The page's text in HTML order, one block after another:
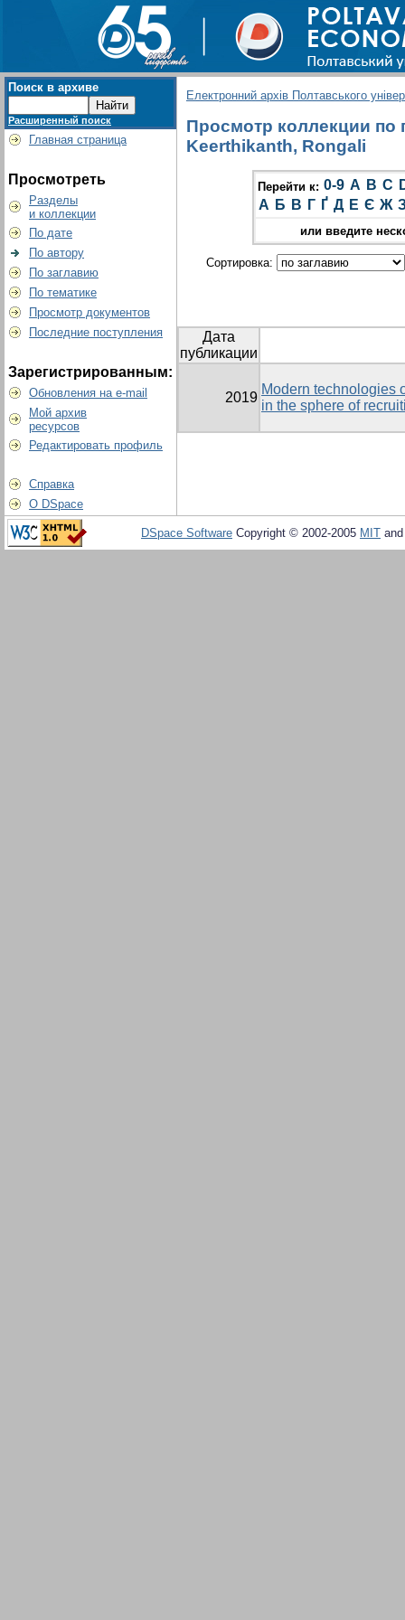
Поиск в архиве
Расширенный поиск
Главная страница
Просмотреть
Разделы
и коллекции
По дате
По автору
По заглавию
По тематике
Просмотр документов
Последние поступления
Зарегистрированным:
Обновления на e-mail
Мой архив
ресурсов
Редактировать профиль
Справка
О DSpace
Електронний архів Полтавського
Просмотр коллекции по
Keerthikanth, Rongali
Перейти к: 0-9 A B C
А Б В Г Ґ Д Е Є Ж
или введите
Сортировка:
Дата
публикации
2019
Modern technologies
in the sphere of
DSpace Software Copyright © 2002-2005 MIT